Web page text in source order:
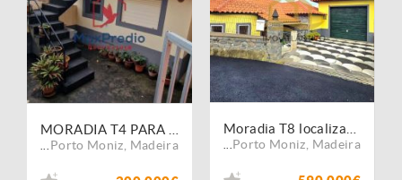
Porto Moniz Madeira Porto Moniz Madeira